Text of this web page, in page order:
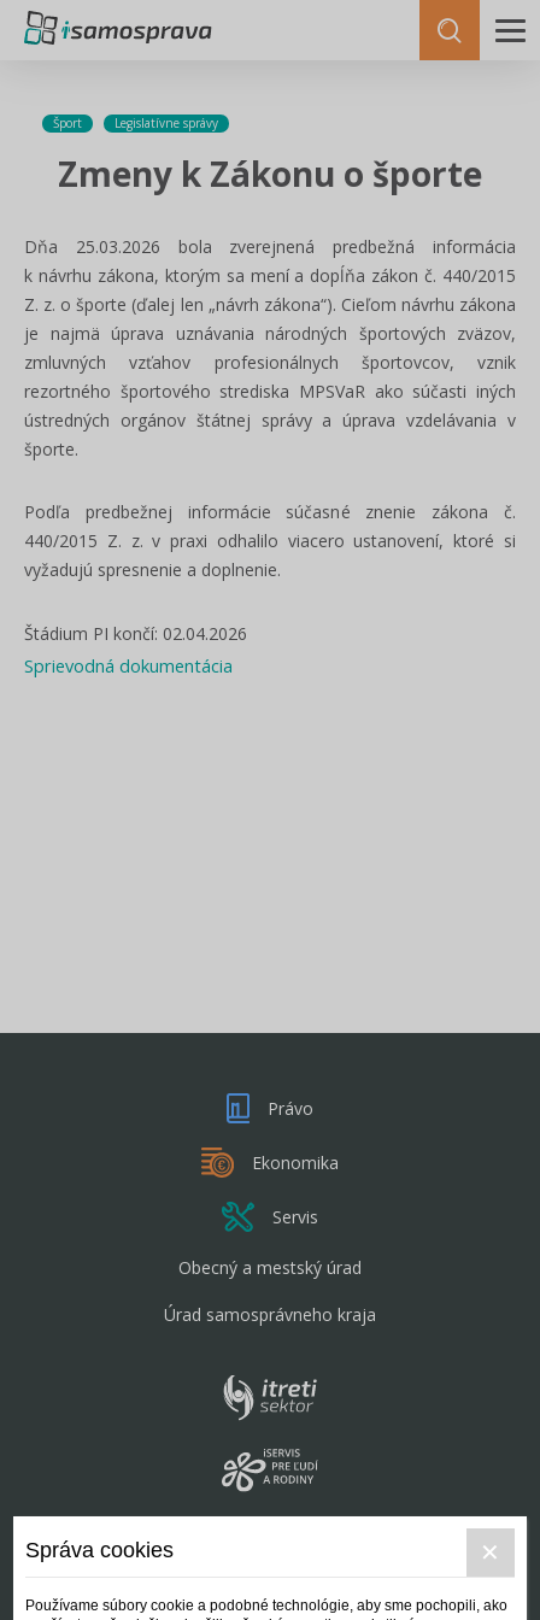
Šport Legislatívne správy
Zmeny k Zákonu o športe
Dňa 25.03.2026 bola zverejnená predbežná informácia
k návrhu zákona, ktorým sa mení a dopĺňa zákon č. 440/2015
Z. z. o športe (ďalej len „návrh zákona“). Cieľom návrhu zákona
je najmä úprava uznávania národných športových zväzov,
zmluvných vzťahov profesionálnych športovcov, vznik
rezortného športového strediska MPSVaR ako súčasti iných
ústredných orgánov štátnej správy a úprava vzdelávania v
športe.
Podľa predbežnej informácie súčasné znenie zákona č.
440/2015 Z. z. v praxi odhalilo viacero ustanovení, ktoré si
vyžadujú spresnenie a doplnenie.
Štádium PI končí: 02.04.2026
Sprievodná dokumentácia
Právo
Ekonomika
Servis
Obecný a mestský úrad
Úrad samosprávneho kraja
Správa cookies
Používame súbory cookie a podobné technológie, aby sme pochopili, ako